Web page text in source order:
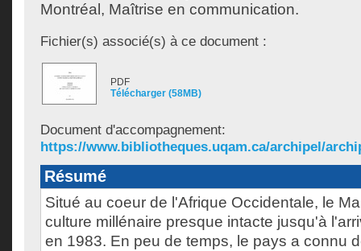
Montréal, Maîtrise en communication.
Fichier(s) associé(s) à ce document :
PDF
Télécharger (58MB)
Document d'accompagnement:
https://www.bibliotheques.uqam.ca/archipel/
Résumé
Situé au coeur de l'Afrique Occidentale, le
culture millénaire presque intacte jusqu'à
en 1983. En peu de temps, le pays a connu